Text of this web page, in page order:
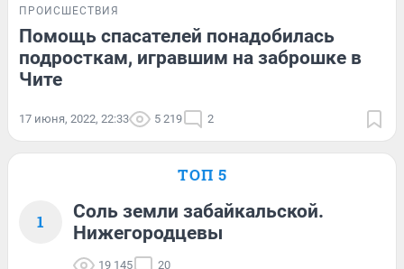
ПРОИСШЕСТВИЯ
Помощь спасателей понадобилась
подросткам, игравшим на заброшке в
Чите
17 июня, 2022, 22:33 5 219 2
ТОП 5
1
Соль земли забайкальской.
Нижегородцевы
19 145 20